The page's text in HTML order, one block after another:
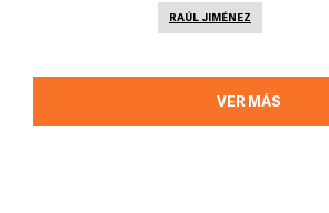
RAÚL JIMÉNEZ
VER MÁS